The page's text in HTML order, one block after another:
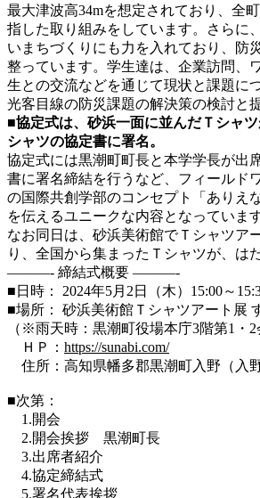
最大津波高34mを想定されており、全
指した取り組みをしています。さらに
いまちづくりにも力を入れており、防
整っています。学生達は、企業訪問、
生との交流などを通じて現状と課題に
光客目線の防災課題の解決策の検討と
■協定式は、砂浜一面に並んだＴシャ
シャツの協定書に署名。
協定式には黒潮町町長と本学学長が出
書に署名締結を行うなど、フィールド
の国際共創学部のコンセプト「ありえ
を伝えるユニークな内容となっています
なお同日は、砂浜美術館でＴシャツア
り、全国から集まったＴシャツが、は
———- 締結式概要 ———-
■日時： 2024年5月2日（木）15:00～
■場所： 砂浜美術館Ｔシャツアート展
（※雨天時：黒潮町役場本庁3階第1・2
ＨＰ： https://sunabi.com/
住所：高知県幡多郡黒潮町入野（入野
■次第：
1.開会
2.開会挨拶 黒潮町長
3.出席者紹介
4.協定締結式
5.署名代表挨拶